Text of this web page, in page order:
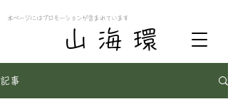
本ページにはプロモーションが含まれています
​山 海 環
記事